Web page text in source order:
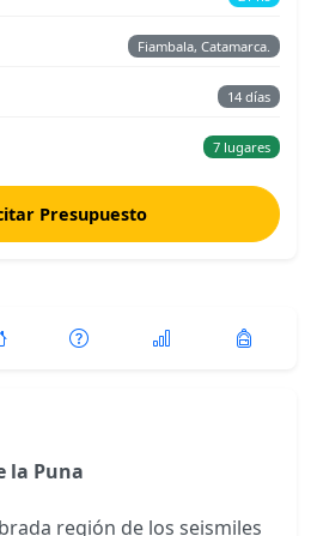
Fiambala, Catamarca.
14 días
7 lugares
Presupuesto
la Puna
región de los seismiles